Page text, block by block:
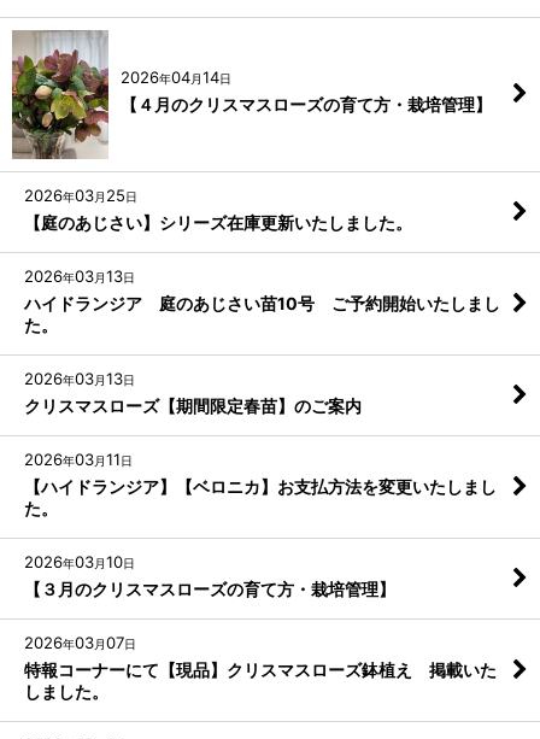
2026年04月14日
【４月のクリスマスローズの育て方・栽培管理】
2026年03月 25日
【庭のあじさい】シリーズ在庫更新いたしました。
2026年03月13日
ハイドランジア 庭のあじさい苗10号 ご予約開始いたしまし
た。
2026年03月13日
クリスマスローズ【期間限定春苗】のご案内
2026年03月11日
【ハイドランジア】【ベロニカ】お支払方法を変更いたしまし
た。
2026年03月10日
【３月のクリスマスローズの育て方・栽培管理】
2026年03月07日
特報コーナーにて【現品】クリスマスローズ鉢植え 掲載いた
しました。